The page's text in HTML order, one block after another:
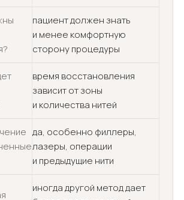
пациент должен знать
и менее комфортную
сторону процедуры
время восстановления
зависит от зоны
и количества нитей
да, особенно филлеры,
лазеры, операции
и предыдущие нити
иногда другой метод дает